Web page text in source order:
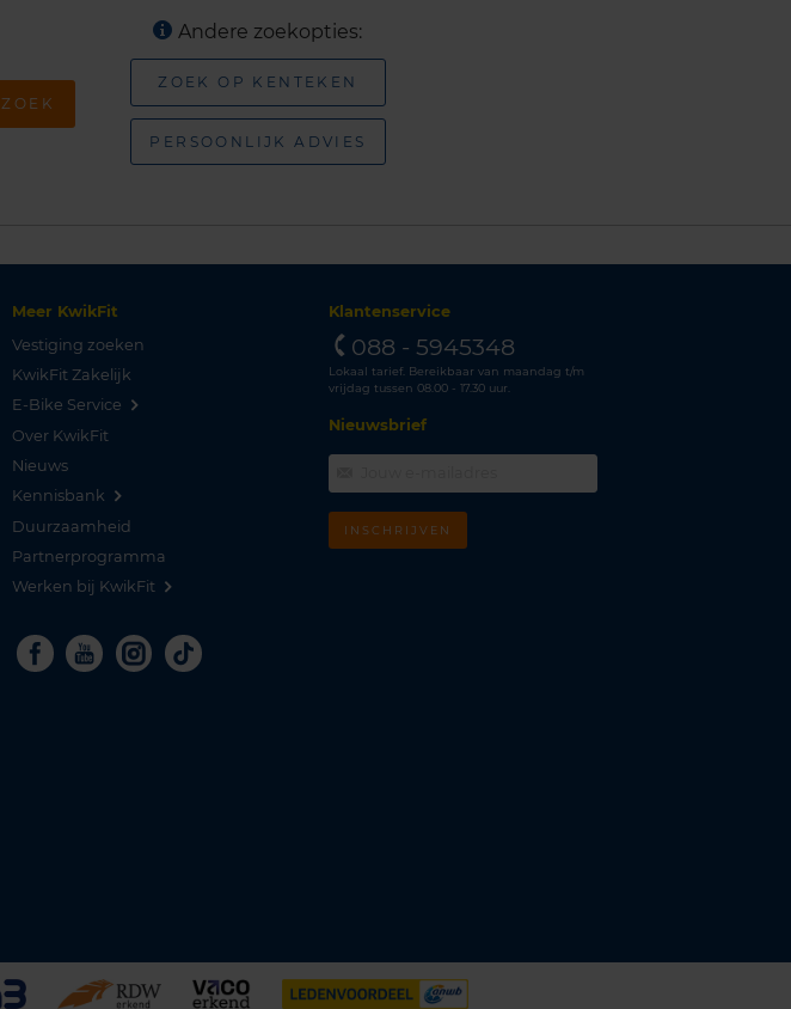
ZOEK
Andere zoekopties:
ZOEK OP KENTEKEN
PERSOONLIJK ADVIES
Meer KwikFit
Vestiging zoeken
KwikFit Zakelijk
E-Bike Service
Over KwikFit
Nieuws
Kennisbank
Duurzaamheid
Partnerprogramma
Werken bij KwikFit
Facebook
YoutubeInstagram
Tiktok
Klantenservice
088 - 5945348
Lokaal tarief. Bereikbaar van maandag t/m
vrijdag tussen 08.00 - 17.30 uur.
Nieuwsbrief
INSCHRIJVEN